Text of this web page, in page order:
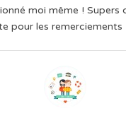
moi même ! Supers
pour les remerciements